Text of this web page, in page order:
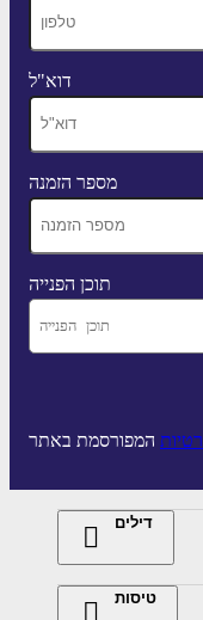
דוא"ל
מספר הזמנה
תוכן הפנייה
המפורסמת באתר
דילים
טיסות